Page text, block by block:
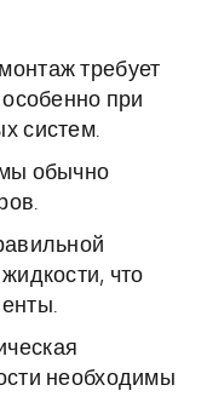
монтаж требует
при
систем.
обычно
что
необходимы